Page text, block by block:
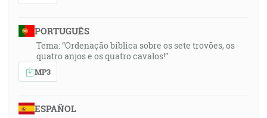
PORTUGUÊS
Tema: “Ordenação bíblica sobre os sete trovões, os
quatro anjos e os quatro cavalos!”
MP3
ESPAÑOL